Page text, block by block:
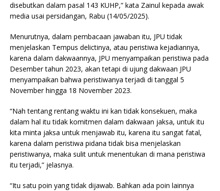
disebutkan dalam pasal 143 KUHP,” kata Zainul kepada awak
media usai persidangan, Rabu (14/05/2025).
Menurutnya, dalam pembacaan jawaban itu, JPU tidak
menjelaskan Tempus delictinya, atau peristiwa kejadiannya,
karena dalam dakwaannya, JPU menyampaikan peristiwa pada
Desember tahun 2023, akan tetapi di ujung dakwaan JPU
menyampaikan bahwa peristiwanya terjadi di tanggal 5
November hingga 18 November 2023.
“Nah tentang rentang waktu ini kan tidak konsekuen, maka
dalam hal itu tidak komitmen dalam dakwaan jaksa, untuk itu
kita minta jaksa untuk menjawab itu, karena itu sangat fatal,
karena dalam peristiwa pidana tidak bisa menjelaskan
peristiwanya, maka sulit untuk menentukan di mana peristiwa
itu terjadi,” jelasnya.
“Itu satu poin yang tidak dijawab. Bahkan ada poin lainnya